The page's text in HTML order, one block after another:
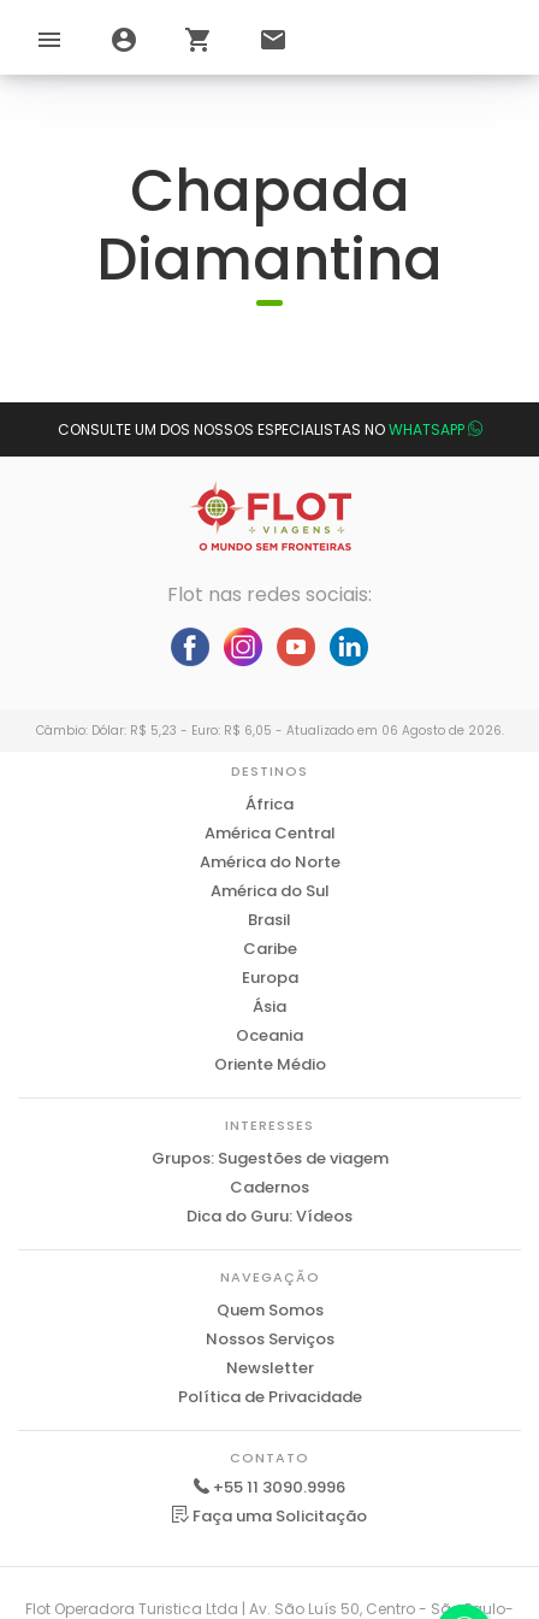
menu account_circle shopping_cart email
Chapada
Diamantina
CONSULTE UM DOS NOSSOS ESPECIALISTAS NOWHATSAPP
Flot nas redes sociais:
Câmbio: Dólar: R$ 5,23 - Euro: R$ 6,05 - Atualizado em 06 Agosto de 2026.
DESTINOS
África
América Central
América do Norte
América do Sul
Brasil
Caribe
Europa
Ásia
Oceania
Oriente Médio
INTERESSES
Grupos: Sugestões de viagem
Cadernos
Dica do Guru: Vídeos
NAVEGAÇÃO
Quem Somos
Nossos Serviços
Newsletter
Política de Privacidade
CONTATO
+55 11 3090.9996
Faça uma Solicitação
Flot Operadora Turistica Ltda | Av. São Luís 50, Centro - São Paulo-